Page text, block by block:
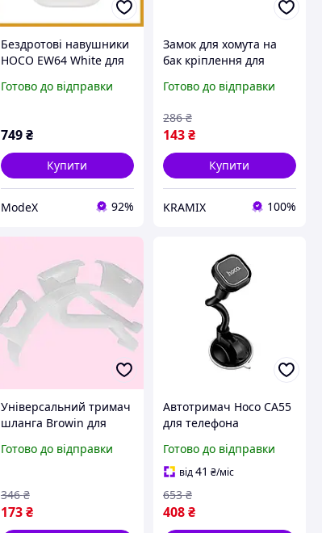
Бездротові навушники
HOCO EW64 White для
спорту, надійна
Готово до відправки
749 ₴
Купити
ModeX 92%
Замок для хомута на
бак кріплення для
хомута на баку
Готово до відправки
143₴
286 ₴
Купити
KRAMIX 100%
Універсальний тримач
шланга Browin для
настоянок надійна
Готово до відправки
173 ₴
346 ₴
Автотримач Hoco CA55
для телефона
кріплення на скло з
потужними магнітами
для надійної фіксації
Готово до відправки
від41 ₴/міс
408₴
653 ₴